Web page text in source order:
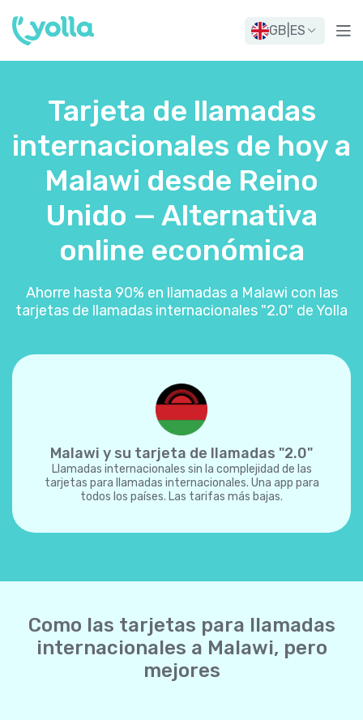
GB ES
Tarjeta de llamadas
internacionales de hoy a
Malawi desde Reino
Unido — Alternativa
online económica
Ahorre hasta 90% en llamadas a Malawi con las
tarjetas de llamadas internacionales "2.0" de Yolla
Malawi y su tarjeta de llamadas "2.0"
Llamadas internacionales sin la complejidad de las
tarjetas para llamadas internacionales. Una app para
todos los países. Las tarifas más bajas.
Como las tarjetas para llamadas
internacionales a Malawi, pero
mejores